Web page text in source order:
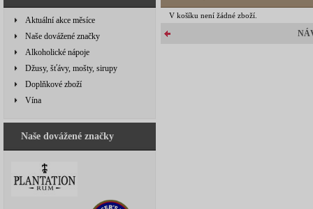
Aktuální akce měsíce
Naše dovážené značky
Alkoholické nápoje
Džusy, šťávy, mošty, sirupy
Doplňkové zboží
Vína
Naše dovážené značky
V košíku není žádné zboží.